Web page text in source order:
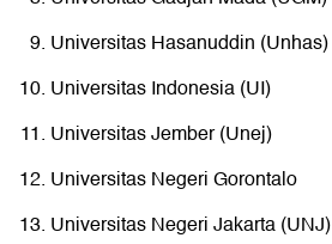
Universitas Hasanuddin (Unhas)
Universitas Indonesia (UI)
Universitas Jember (Unej)
Universitas Negeri Gorontalo
Universitas Negeri Jakarta (UNJ)